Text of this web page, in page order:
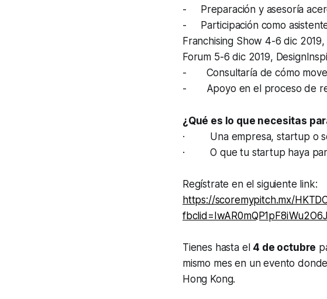
- Preparación y asesoría
- Participación como asistente
Franchising Show 4-6 dic
Forum 5-6 dic 2019,
- Consultaría de cómo
- Apoyo en el proceso de
¿Qué es lo que necesitas
· Una empresa, startup o
· O que tu startup haya
Regístrate en el siguiente link:
https://scoremypitch.mx/
Tienes hasta el 4 de octubre
mismo mes en un evento
Hong Kong.